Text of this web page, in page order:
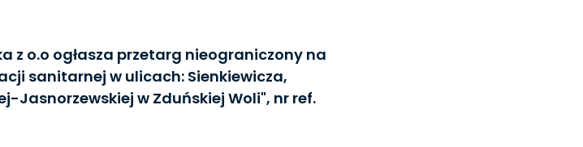
z o.o ogłasza przetarg nieograniczony na
sanitarnej w ulicach: Sienkiewicza,
Jasnorzewskiej w Zduńskiej Woli", nr ref.